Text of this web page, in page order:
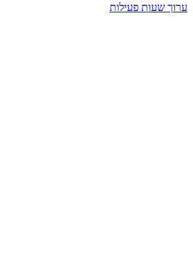
ערוך שעות פעילות